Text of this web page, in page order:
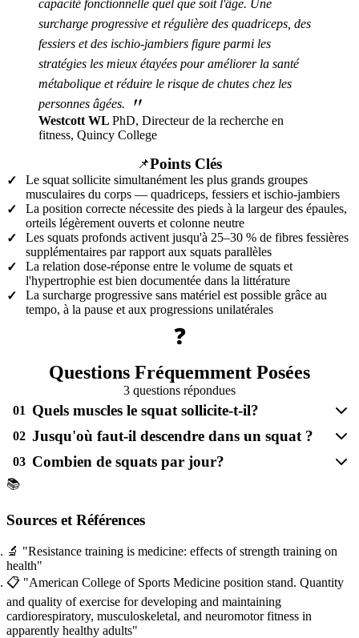
capacité fonctionnelle quel que soit l'âge. Une
surcharge progressive et régulière des quadriceps, des
fessiers et des ischio-jambiers figure parmi les
stratégies les mieux étayées pour améliorer la santé
métabolique et réduire le risque de chutes chez les
personnes âgées.
"
Westcott WL PhD, Directeur de la recherche en
fitness, Quincy College
📌Points Clés
✓
Le squat sollicite simultanément les plus grands groupes
musculaires du corps — quadriceps, fessiers et ischio-jambiers
✓
La position correcte nécessite des pieds à la largeur des épaules,
orteils légèrement ouverts et colonne neutre
✓
Les squats profonds activent jusqu'à 25–30 % de fibres fessières
supplémentaires par rapport aux squats parallèles
✓
La relation dose-réponse entre le volume de squats et
l'hypertrophie est bien documentée dans la littérature
✓
La surcharge progressive sans matériel est possible grâce au
tempo, à la pause et aux progressions unilatérales
❓
Questions Fréquemment Posées
3 questions répondues
01
Quels muscles le squat sollicite-t-il?
02 Jusqu'où faut-il descendre dans un squat ?
03 Combien de squats par jour?
📚
Sources et Références
🔬 "Resistance training is medicine: effects of strength training on
health"
📋 "American College of Sports Medicine position stand. Quantity
and quality of exercise for developing and maintaining
cardiorespiratory, musculoskeletal, and neuromotor fitness in
apparently healthy adults"